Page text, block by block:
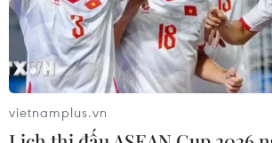
vietnamplus.vn